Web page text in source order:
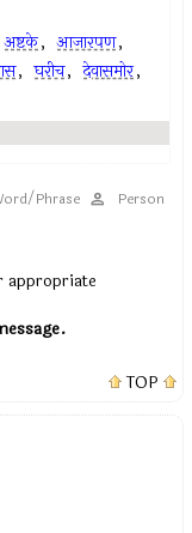
अष्टके, आजारपण,
, घरीच, देवासमोर,
Phrase Person
appropriate
TOP